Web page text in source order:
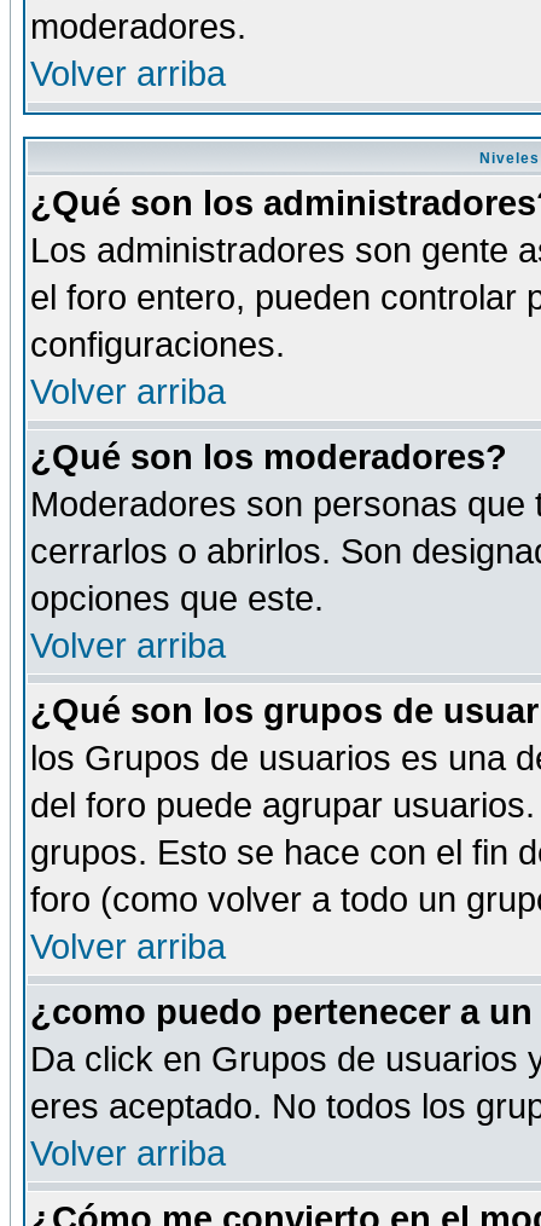
moderadores.
Volver arriba
¿Qué son los
Los administradores son gente
el foro entero, pueden controlar
configuraciones.
Volver arriba
¿Qué son los moderadores?
Moderadores son personas
cerrarlos o abrirlos. Son
opciones que este.
Volver arriba
¿Qué son los grupos de
los Grupos de usuarios es una
del foro puede agrupar
grupos. Esto se hace con el fin
foro (como volver a todo un
Volver arriba
¿como puedo pertenecer a
Da click en Grupos de usuarios
eres aceptado. No todos los
Volver arriba